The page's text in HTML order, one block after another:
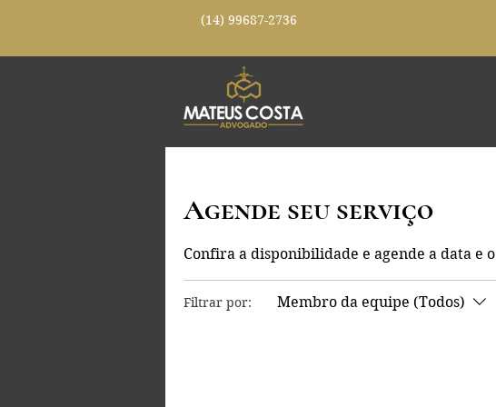
(14) 99687-2736
Agende seu serviço
Confira a disponibilidade e agende a data e
Filtrar por: Membro da equipe (Todos)